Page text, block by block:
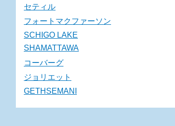
セティル
フォートマクファーソン
SCHIGO LAKE
SHAMATTAWA
コーバーグ
ジョリエット
GETHSEMANI